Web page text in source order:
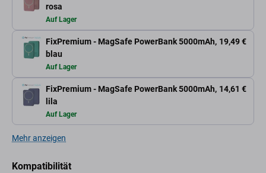
rosa
Auf Lager
FixPremium - MagSafe PowerBank 5000mAh,
blau
19,49 €
Auf Lager
FixPremium - MagSafe PowerBank 5000mAh,
lila
14,61 €
Auf Lager
Mehr anzeigen
Kompatibilität